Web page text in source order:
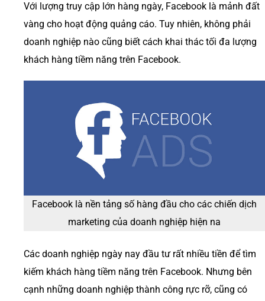
Với lượng truy cập lớn hàng ngày, Facebook là mảnh đất
vàng cho hoạt động quảng cáo. Tuy nhiên, không phải
doanh nghiệp nào cũng biết cách khai thác tối đa lượng
khách hàng tiềm năng trên Facebook.
Facebook là nền tảng số hàng đầu cho các chiến dịch
marketing của doanh nghiệp hiện na
Các doanh nghiệp ngày nay đầu tư rất nhiều tiền để tìm
kiếm khách hàng tiềm năng trên Facebook. Nhưng bên
cạnh những doanh nghiệp thành công rực rỡ, cũng có